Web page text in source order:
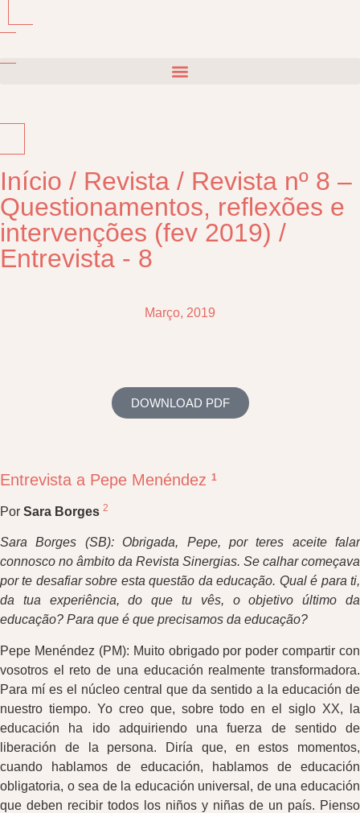
Início / Revista / Revista nº 8 –
Questionamentos, reflexões e
intervenções (fev 2019) /
Entrevista - 8
Março, 2019
DOWNLOAD PDF
Entrevista a Pepe Menéndez 1
Por Sara Borges 2
Sara Borges (SB): Obrigada, Pepe, por teres aceite falar
connosco no âmbito da Revista Sinergias. Se calhar começava
por te desafiar sobre esta questão da educação. Qual é para ti,
da tua experiência, do que tu vês, o objetivo último da
educação? Para que é que precisamos da educação?
Pepe Menéndez (PM): Muito obrigado por poder compartir con
vosotros el reto de una educación realmente transformadora.
Para mí es el núcleo central que da sentido a la educación de
nuestro tiempo. Yo creo que, sobre todo en el siglo XX, la
educación ha ido adquiriendo una fuerza de sentido de
liberación de la persona. Diría que, en estos momentos,
cuando hablamos de educación, hablamos de educación
obligatoria, o sea de la educación universal, de una educación
que deben recibir todos los niños y niñas de un país. Pienso